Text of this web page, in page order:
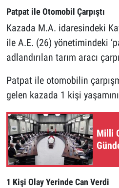
Patpat ile Otomobil Çarpıştı
Kazada M.A. idaresindeki
ile A.E. (26) yönetimindeki
adlandırılan tarım aracı
Patpat ile otomobilin
gelen kazada 1 kişi
Milli
1 Kişi Olay Yerinde Can Verdi